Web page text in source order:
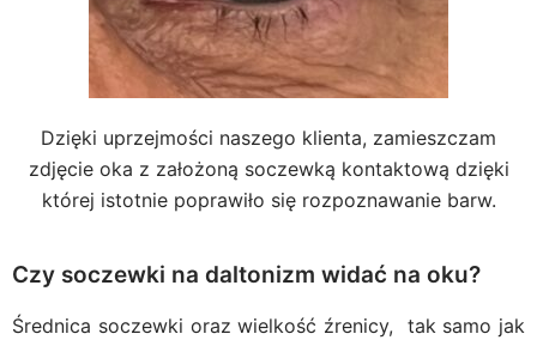
Dzięki uprzejmości naszego klienta, zamieszczam
zdjęcie oka z założoną soczewką kontaktową dzięki
której istotnie poprawiło się rozpoznawanie barw.
Czy soczewki na daltonizm widać na oku?
Średnica soczewki oraz wielkość źrenicy, tak samo jak